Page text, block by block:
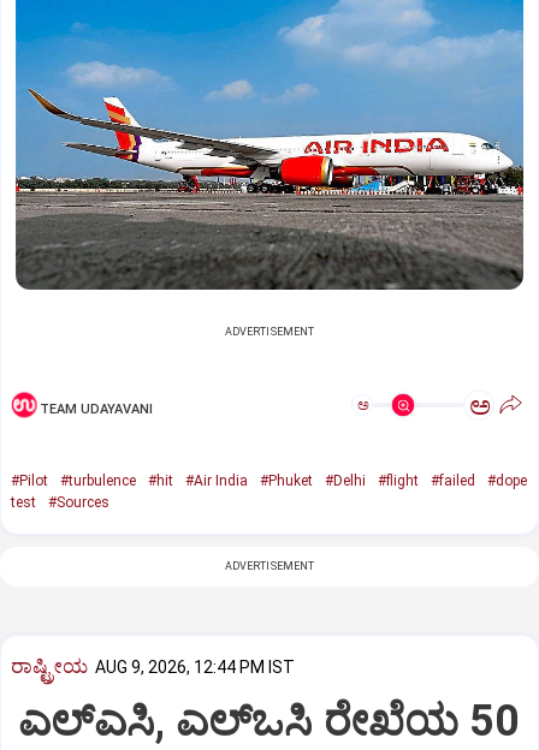
ADVERTISEMENT
TEAM UDAYAVANI ಅ ಅ
#Pilot #turbulence #hit #Air India #Phuket #Delhi #flight #failed
#dope
test
#Sources
ADVERTISEMENT
ರಾಷ್ಟ್ರೀಯ AUG 9, 2026, 12:44 PM IST
ಎಲ್‌ಎಸಿ, ಎಲ್‌ಒಸಿ ರೇಖೆಯ 50